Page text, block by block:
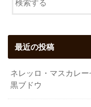
最近の投稿
ネレッロ・マスカレ
黒ブドウ